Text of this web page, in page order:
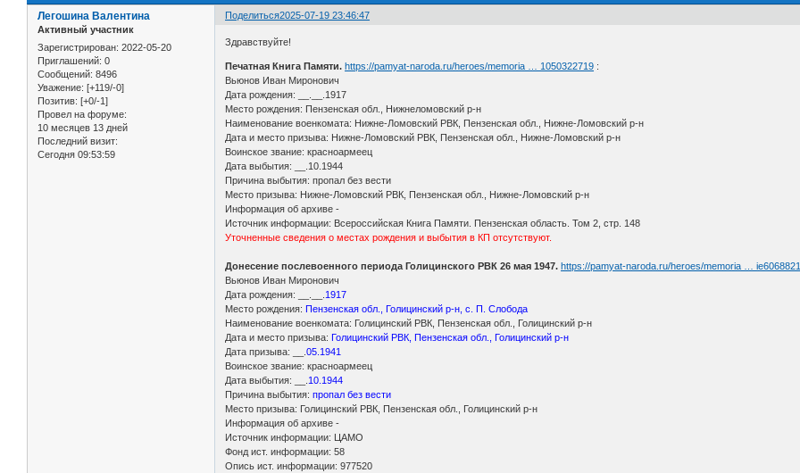
Поделиться2025-07-19 23:46:47
Легошина Валентина
Активный участник
Зарегистрирован: 2022-05-20
Приглашений: 0
Сообщений: 8496
Уважение: [+119/-0]
Позитив: [+0/-1]
Провел на форуме:
10 месяцев 13 дней
Последний визит:
Сегодня 09:53:59
Здравствуйте!
Печатная Книга Памяти. https://pamyat-naroda.ru/heroes/memoria … 1050322719 :
Вьюнов Иван Миронович
Дата рождения: __.__.1917
Место рождения: Пензенская обл., Нижнеломовский р-н
Наименование военкомата: Нижне-Ломовский РВК, Пензенская обл., Нижне-Ломовский р-н
Дата и место призыва: Нижне-Ломовский РВК, Пензенская обл., Нижне-Ломовский р-н
Воинское звание: красноармеец
Дата выбытия: __.10.1944
Причина выбытия: пропал без вести
Место призыва: Нижне-Ломовский РВК, Пензенская обл., Нижне-Ломовский р-н
Информация об архиве -
Источник информации: Всероссийская Книга Памяти. Пензенская область. Том 2, стр. 148
Уточненные сведения о местах рождения и выбытия в КП отсутствуют.
Донесение послевоенного периода Голицинского РВК 26 мая 1947. https://pamyat-naroda.ru/heroes/memoria …
Вьюнов Иван Миронович
Дата рождения: __.__. 1917
Место рождения:Пензенская обл., Голицинский р-н, с. П. Слобода
Наименование военкомата: Голицинский РВК, Пензенская обл., Голицинский р-н
Дата и место призыва: Голицинский РВК, Пензенская обл., Голицинский р-н
Дата призыва: __.05.1941
Воинское звание: красноармеец
Дата выбытия: __. 10.1944
Причина выбытия: пропал без вести
Место призыва: Голицинский РВК, Пензенская обл., Голицинский р-н
Информация об архиве -
Источник информации: ЦАМО
Фонд ист. информации: 58
Опись ист. информации: 977520